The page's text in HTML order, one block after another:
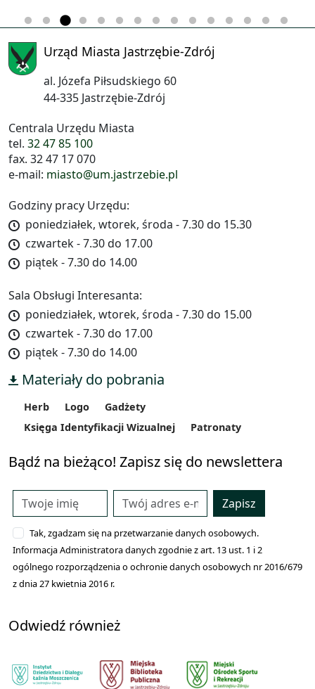
Urząd Miasta Jastrzębie-Zdrój
al. Józefa Piłsudskiego 60
44-335 Jastrzębie-Zdrój
Centrala Urzędu Miasta
tel. 32 47 85 100
fax. 32 47 17 070
e-mail: miasto@um.jastrzebie.pl
Godziny pracy Urzędu:
poniedziałek, wtorek, środa - 7.30 do 15.30
czwartek - 7.30 do 17.00
piątek - 7.30 do 14.00
Sala Obsługi Interesanta:
poniedziałek, wtorek, środa - 7.30 do 15.00
czwartek - 7.30 do 17.00
piątek - 7.30 do 14.00
Materiały do pobrania
Herb Logo
Gadżety
Księga Identyfikacji Wizualnej
Patronaty
Bądź na bieżąco! Zapisz się do newslettera
Zapisz
Tak, zgadzam się na przetwarzanie danych osobowych.
Informacja Administratora danych zgodnie z art. 13 ust. 1 i 2
ogólnego rozporządzenia o ochronie danych osobowych nr 2016/679
z dnia 27 kwietnia 2016 r.
Odwiedź również